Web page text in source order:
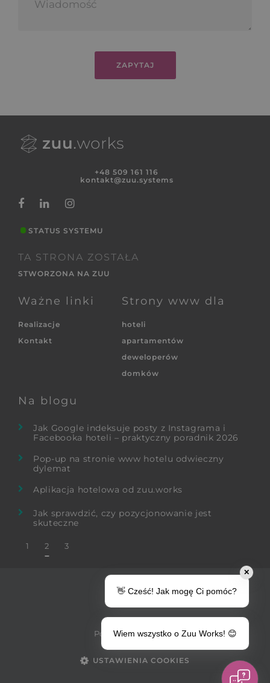
ZAPYTAJ
+48 509 161 116
kontakt@zuu.systems
STATUS SYSTEMU
TA STRONA ZOSTAŁA
STWORZONA NA ZUU
Ważne linki
Realizacje
Kontakt
Strony www dla
hoteli
apartamentów
deweloperów
domków
Na blogu
Jak Google indeksuje posty z Instagrama i
Facebooka hoteli – praktyczny poradnik 2026
Pop-up na stronie www hotelu odwieczny
dylemat
Aplikacja hotelowa od zuu.works
Jak sprawdzić, czy pozycjonowanie jest
skuteczne
1 2 3
Polityka prywatności
USTAWIENIA COOKIES
✕
👋 Cześć! Jak mogę Ci pomóc?
Wiem wszystko o Zuu Works! 😊